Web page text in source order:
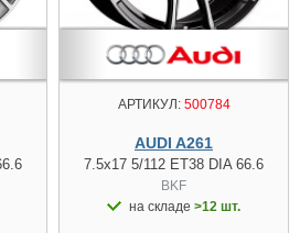
АРТИКУЛ:500784
AUDI A261
7.5x17 5/112 ET38 DIA 66.6
BKF
на складе >12 шт.